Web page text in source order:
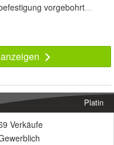
vorgebohrt...
Platin
Verkäufe